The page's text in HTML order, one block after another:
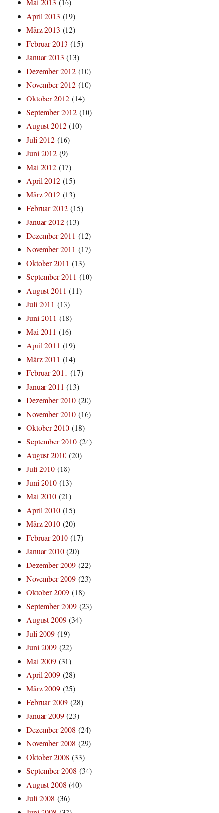
Mai 2013 (16)
April 2013 (19)
März 2013 (12)
Februar 2013 (15)
Januar 2013 (13)
Dezember 2012 (10)
November 2012 (10)
Oktober 2012 (14)
September 2012 (10)
August 2012 (10)
Juli 2012 (16)
Juni 2012 (9)
Mai 2012 (17)
April 2012 (15)
März 2012 (13)
Februar 2012 (15)
Januar 2012 (13)
Dezember 2011 (12)
November 2011 (17)
Oktober 2011 (13)
September 2011 (10)
August 2011 (11)
Juli 2011 (13)
Juni 2011 (18)
Mai 2011 (16)
April 2011 (19)
März 2011 (14)
Februar 2011 (17)
Januar 2011 (13)
Dezember 2010 (20)
November 2010 (16)
Oktober 2010 (18)
September 2010 (24)
August 2010 (20)
Juli 2010 (18)
Juni 2010 (13)
Mai 2010 (21)
April 2010 (15)
März 2010 (20)
Februar 2010 (17)
Januar 2010 (20)
Dezember 2009 (22)
November 2009 (23)
Oktober 2009 (18)
September 2009 (23)
August 2009 (34)
Juli 2009 (19)
Juni 2009 (22)
Mai 2009 (31)
April 2009 (28)
März 2009 (25)
Februar 2009 (28)
Januar 2009 (23)
Dezember 2008 (24)
November 2008 (29)
Oktober 2008 (33)
September 2008 (34)
August 2008 (40)
Juli 2008 (36)